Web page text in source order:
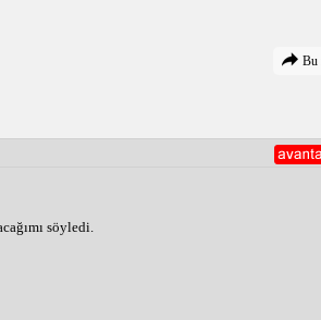
muayenesi sırasında ölçülen değerlere
zorlanıyorsanız, muafiyet için
Bu
söyledi.